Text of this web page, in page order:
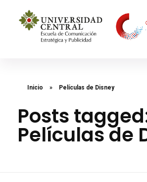
Inicio » Películas de Disney
Posts
Películas de